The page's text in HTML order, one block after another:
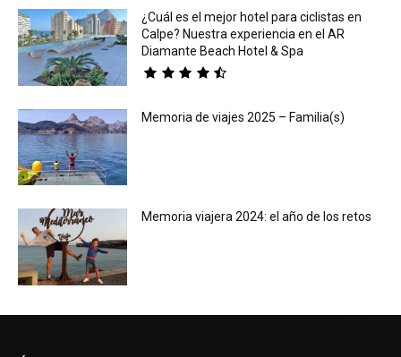
¿Cuál es el mejor hotel para ciclistas en
Calpe? Nuestra experiencia en el AR
Diamante Beach Hotel & Spa
Memoria de viajes 2025 – Familia(s)
Memoria viajera 2024: el año de los retos